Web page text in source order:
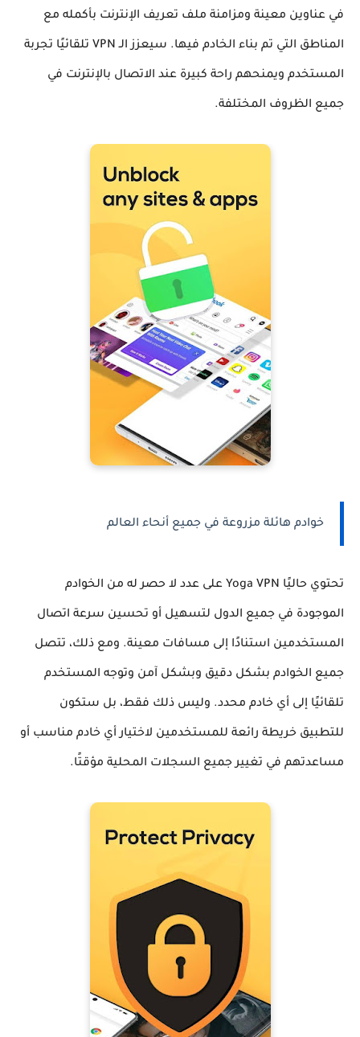
في عناوين معينة ومزامنة ملف تعريف الإنترنت بأكمله مع
المناطق التي تم بناء الخادم فيها. سيعزز الـ VPN تلقائيًا تجربة
المستخدم ويمنحهم راحة كبيرة عند الاتصال بالإنترنت في
جميع الظروف المختلفة.
خوادم هائلة مزروعة في جميع أنحاء العالم
تحتوي حاليًا Yoga VPN على عدد لا حصر له من الخوادم
الموجودة في جميع الدول لتسهيل أو تحسين سرعة اتصال
المستخدمين استنادًا إلى مسافات معينة. ومع ذلك، تتصل
جميع الخوادم بشكل دقيق وبشكل آمن وتوجه المستخدم
تلقائيًا إلى أي خادم محدد. وليس ذلك فقط، بل ستكون
للتطبيق خريطة رائعة للمستخدمين لاختيار أي خادم مناسب أو
مساعدتهم في تغيير جميع السجلات المحلية مؤقتًا.